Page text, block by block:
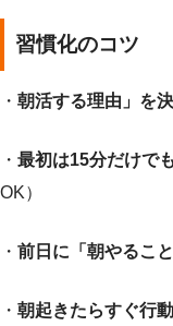
習慣化のコツ
・ 朝活する理由」を
・ 最初は15分だけで
OK）
・ 前日に「朝やるこ
・ 朝起きたらすぐ行